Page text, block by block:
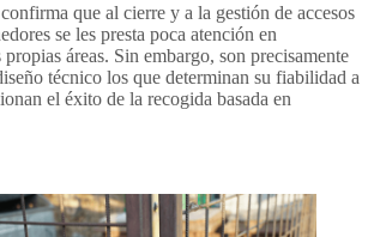
que al cierre y a la gestión de accesos
se les presta poca atención en
áreas. Sin embargo, son precisamente
técnico los que determinan su fiabilidad a
el éxito de la recogida basada en